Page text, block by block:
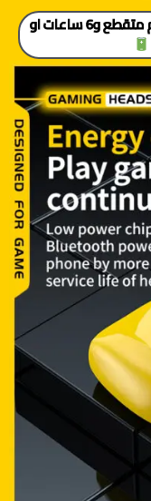
بطارية قوية جدا تدوم معك لأيام استخدام متقطع و6 ساعات او